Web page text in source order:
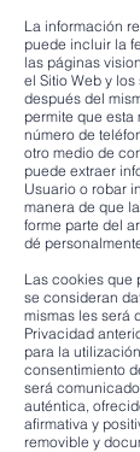
La información
puede incluir la
las páginas
el Sitio Web y
después del
permite que
número de
otro medio de
puede extraer
Usuario o robar
manera de que
forme parte del
dé
Las cookies que
se consideran
mismas les será
Privacidad
para la
consentimiento
será
auténtica,
afirmativa y
removible y